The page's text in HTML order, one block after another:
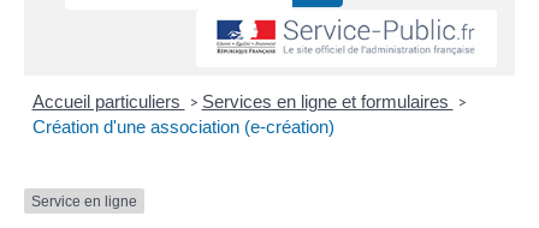
Accueil particuliers > Services en ligne et formulaires >
Création d'une association (e-création)
Service en ligne